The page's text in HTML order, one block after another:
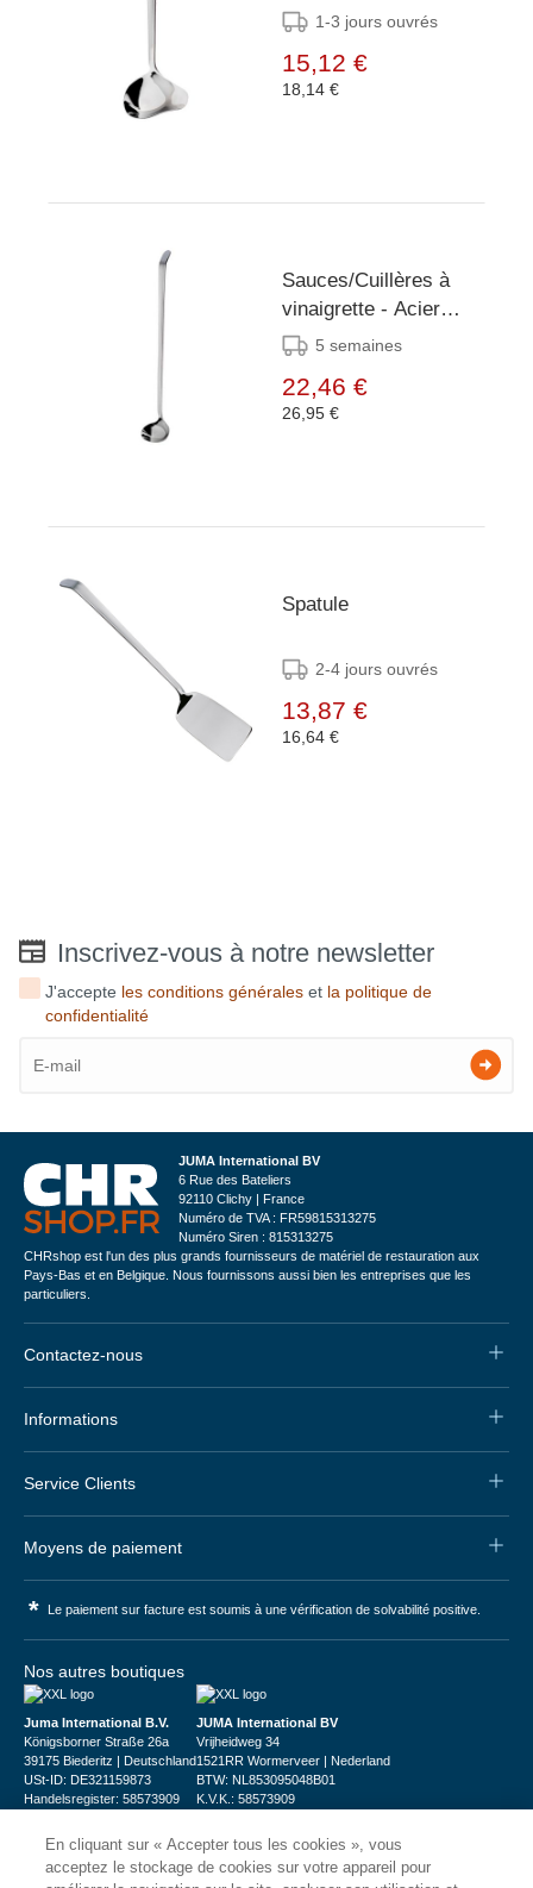
inoxydable - 19 cm
1-3 jours ouvrés
15,12 €
18,14 €
Sauces/Cuillères à
vinaigrette - Acier
inoxydable - 34 cm
5 semaines
22,46 €
26,95 €
Spatule
2-4 jours ouvrés
13,87 €
16,64 €
Inscrivez-vous à notre newsletter
J'accepte les conditions générales et la politique de
confidentialité
JUMA International BV
6 Rue des Bateliers
92110 Clichy | France
Numéro de TVA : FR59815313275
Numéro Siren : 815313275
CHRshop est l'un des plus grands fournisseurs de matériel de restauration aux
Pays-Bas et en Belgique. Nous fournissons aussi bien les entreprises que les
particuliers.
Contactez-nous
Informations
Service Clients
Moyens de paiement
* Le paiement sur facture est soumis à une vérification de solvabilité positive.
Nos autres boutiques
Juma International B.V.
Königsborner Straße 26a
39175 Biederitz | Deutschland
USt-ID: DE321159873
Handelsregister: 58573909
JUMA International BV
Vrijheidweg 34
1521RR Wormerveer | Nederland
BTW: NL853095048B01
K.V.K.: 58573909
En cliquant sur « Accepter tous les cookies », vous
acceptez le stockage de cookies sur votre appareil pour